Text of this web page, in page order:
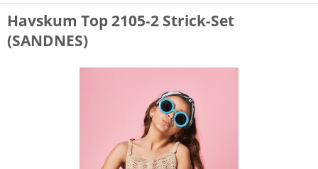
Havskum Top 2105-2 Strick-Set
(SANDNES)